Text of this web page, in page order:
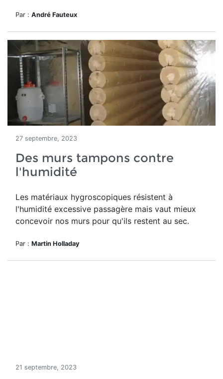
Par : André Fauteux
27 septembre, 2023
Des murs tampons contre
l'humidité
Les matériaux hygroscopiques résistent à
l'humidité excessive passagère mais vaut mieux
concevoir nos murs pour qu'ils restent au sec.
Par : Martin Holladay
21 septembre, 2023